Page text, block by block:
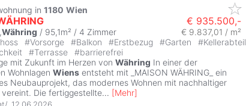
in 1180 Wien
€ 935.500,-
,Währing / 95,1m² / 4 Zimmer
€ 9.837,01 / m²
#Vorsorge #Balkon #Erstbezug #Garten #Kellerabteil
#Terrasse #barrierefrei
mit Zukunft im Herzen von Währing In einer der
Wohnlagen Wiens entsteht mit _MAISON WÄHRING_ ein
Neubauprojekt, das modernes Wohnen mit nachhaltiger
vereint. Die fertiggestellte... [Mehr]
, 12.06.2026